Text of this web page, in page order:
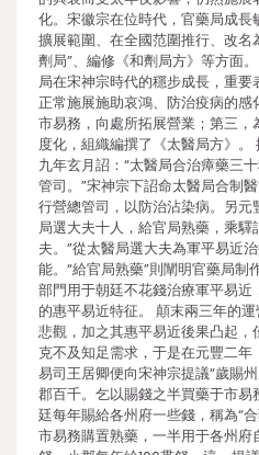
化。宋徽宗在位時代，官藥局成長
擴展範圍、在全國范圍推行、改名
劑局”、編修《和劑局方》等方面
局在宋神宗時代的穩步成長，重
正常施展施助哀鴻、防治疫病的
市易務，向處所拓展營業；第三
度化，組織編撰了《太醫局方》
九年玄月詔：“太醫局合治瘴藥三
管司。”宋神宗下詔命太醫局合制
行營總管司，以防治沾染病。另
局選大夫十人，給官局熟藥，乘
夫。”從太醫局選大夫為軍平易近
能。“給官局熟藥”則闡明官藥局制
部門用于朝廷不花錢治療軍平易
的惠平易近特征。 顛末兩三年的
悲觀，加之其惠平易近後果凸起
克不及知足需求，于是在元豐二
易司王居卿便向宋神宗提議“歲賜
郡百千。乞以賜錢之半買藥于市易
廷每年賜給各州府一些錢，稱為“
市易務購置熟藥，一半用于各州